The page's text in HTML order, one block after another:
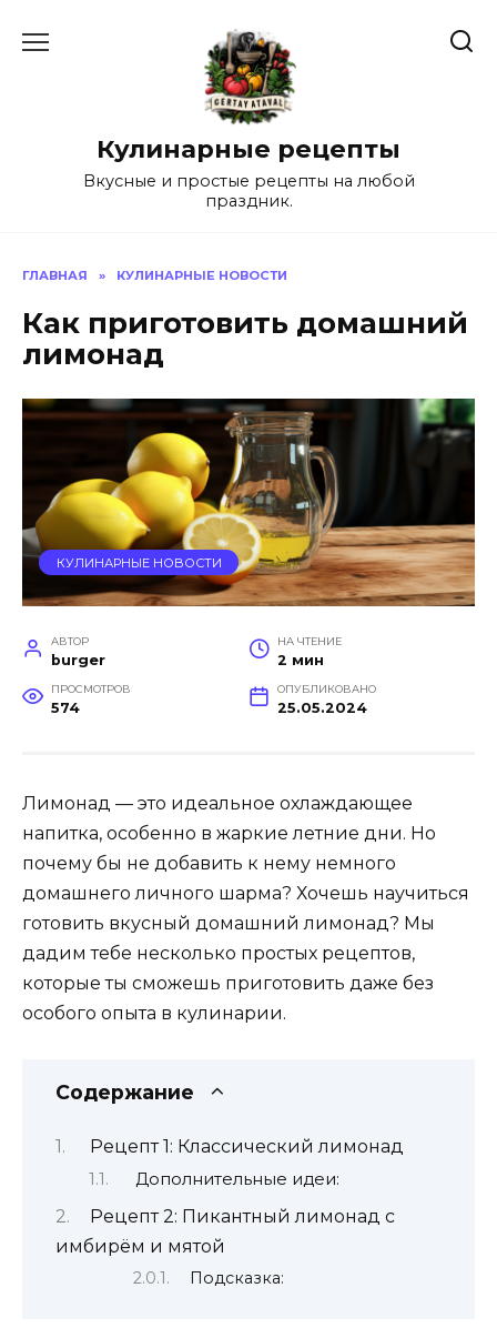
Кулинарные рецепты
Вкусные и простые рецепты на любой
праздник.
ГЛАВНАЯ » КУЛИНАРНЫЕ НОВОСТИ
Как приготовить домашний
лимонад
КУЛИНАРНЫЕ НОВОСТИ
АВТОР
burger
НА ЧТЕНИЕ
2 мин
ПРОСМОТРОВ
574
ОПУБЛИКОВАНО
25.05.2024
Лимонад — это идеальное охлаждающее
напитка, особенно в жаркие летние дни. Но
почему бы не добавить к нему немного
домашнего личного шарма? Хочешь научиться
готовить вкусный домашний лимонад? Мы
дадим тебе несколько простых рецептов,
которые ты сможешь приготовить даже без
особого опыта в кулинарии.
Содержание
Рецепт 1: Классический лимонад
Дополнительные идеи:
Рецепт 2: Пикантный лимонад с
имбирём и мятой
Подсказка: